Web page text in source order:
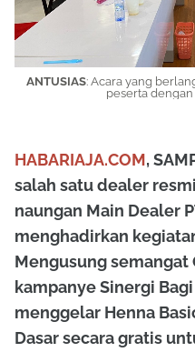
ANTUSIAS: Acara yang
peserta
HABARIAJA.COM,
salah satu dealer
naungan Main Dealer
menghadirkan
Mengusung semangat
kampanye Sinergi
menggelar Henna
Dasar secara gratis